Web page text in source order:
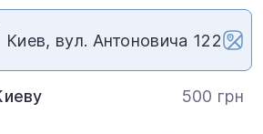
Киев, вул. Антоновича 122
500 грн